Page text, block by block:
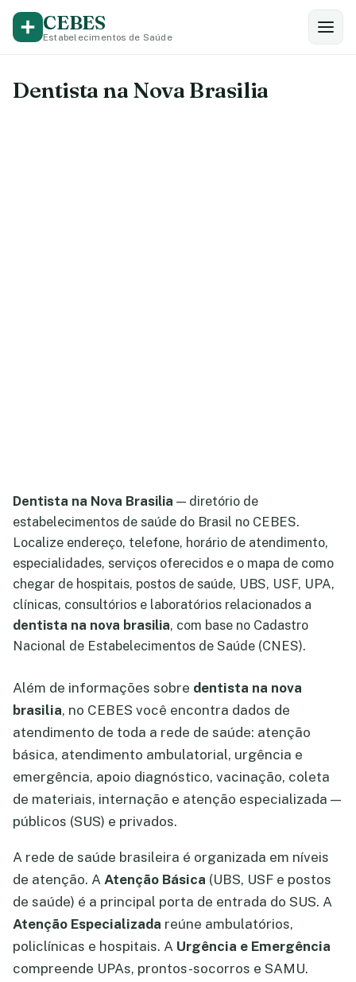
CEBES
Estabelecimentos de Saúde
Dentista na Nova Brasilia
Dentista na Nova Brasilia — diretório de
estabelecimentos de saúde do Brasil no CEBES.
Localize endereço, telefone, horário de atendimento,
especialidades, serviços oferecidos e o mapa de como
chegar de hospitais, postos de saúde, UBS, USF, UPA,
clínicas, consultórios e laboratórios relacionados a
dentista na nova brasilia, com base no Cadastro
Nacional de Estabelecimentos de Saúde (CNES).
Além de informações sobre dentista na nova
brasilia, no CEBES você encontra dados de
atendimento de toda a rede de saúde: atenção
básica, atendimento ambulatorial, urgência e
emergência, apoio diagnóstico, vacinação, coleta
de materiais, internação e atenção especializada —
públicos (SUS) e privados.
A rede de saúde brasileira é organizada em níveis
de atenção. A Atenção Básica (UBS, USF e postos
de saúde) é a principal porta de entrada do SUS. A
Atenção Especializada reúne ambulatórios,
policlínicas e hospitais. A Urgência e Emergência
compreende UPAs, prontos-socorros e SAMU.